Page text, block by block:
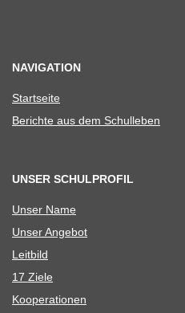
NAVIGATION
Start­seite
Berichte aus dem Schulleben
UNSER SCHULPROFIL
Unser Name
Unser Ange­bot
Leit­bild
17 Ziele
Koope­ra­tio­nen